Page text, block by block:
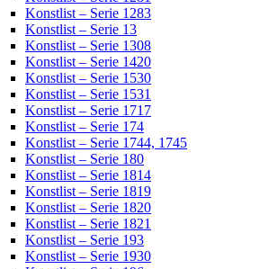
Konstlist – Serie 1283
Konstlist – Serie 13
Konstlist – Serie 1308
Konstlist – Serie 1420
Konstlist – Serie 1530
Konstlist – Serie 1531
Konstlist – Serie 1717
Konstlist – Serie 174
Konstlist – Serie 1744, 1745
Konstlist – Serie 180
Konstlist – Serie 1814
Konstlist – Serie 1819
Konstlist – Serie 1820
Konstlist – Serie 1821
Konstlist – Serie 193
Konstlist – Serie 1930